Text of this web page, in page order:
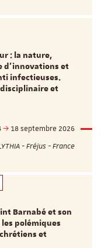
: la nature,
d’innovations et
infectieuses.
et
18 septembre 2026
- Fréjus - France
Barnabé et son
polémiques
et